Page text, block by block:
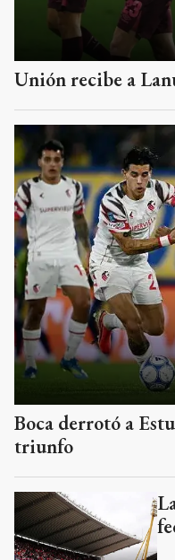
Unión recibe a
Boca derrotó a
triunfo